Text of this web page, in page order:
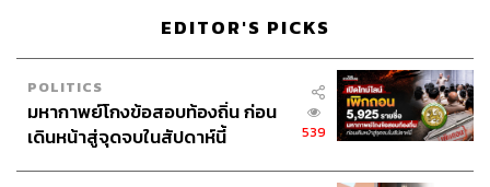
EDITOR'S PICKS
POLITICS
มหากาพย์โกงข้อสอบท้องถิ่น ก่อน
เดินหน้าสู่จุดจบในสัปดาห์นี้
539